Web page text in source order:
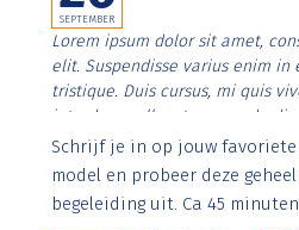
SEPTEMBER
Lorem ipsum dolor sit amet,
elit. Suspendisse varius enim in
tristique. Duis cursus, mi quis
interdum nulla, ut commodo
Aenean faucibus nibh et justo
imperdiet. Nunc ut sem vitae
Schrijf je in op jouw favoriete
model en probeer deze
begeleiding uit. Ca 45